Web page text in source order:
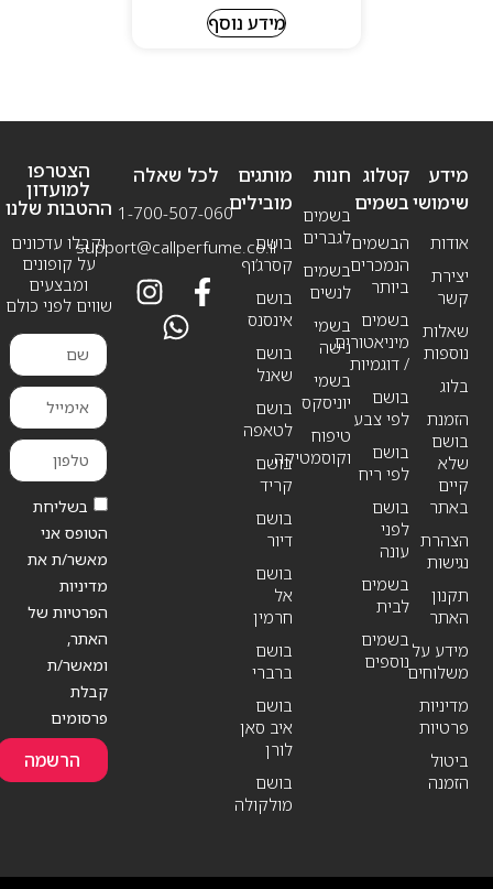
מידע נוסף
מידע
שימושי
אודות
יצירת
קשר
שאלות
נוספות
בלוג
הזמנת
בושם
שלא
קיים
באתר
הצהרת
נגישות
תקנון
האתר
מידע על
משלוחים
מדיניות
פרטיות
ביטול
הזמנה
חנות
בשמים
לגברים
בשמים
לנשים
בשמי
נישה
בשמי
יוניסקס
טיפוח
וקוסמטיקה
קטלוג
בשמים
הבשמים
הנמכרים
ביותר
בשמים
מיניאטורים
/ דוגמיות
בושם
לפי צבע
בושם
לפי ריח
בושם
לפני
עונה
בשמים
לבית
בשמים
נוספים
מותגים
מובילים
בושם
קסרג’וף
בושם
אינסנס
בושם
שאנל
בושם
לטאפה
בושם
קריד
בושם
דיור
בושם
אל
חרמין
בושם
ברברי
בושם
איב סאן
לורן
בושם
מולקולה
לכל שאלה
1-700-507-060
support@callperfume.co.il
הצטרפו
למועדון
ההטבות שלנו
וקבלו עדכונים
על קופונים
ומבצעים
שווים לפני כולם
בשליחת
הטופס אני
מאשר/ת את
מדיניות
הפרטיות של
האתר,
ומאשר/ת
קבלת
פרסומים
הרשמה